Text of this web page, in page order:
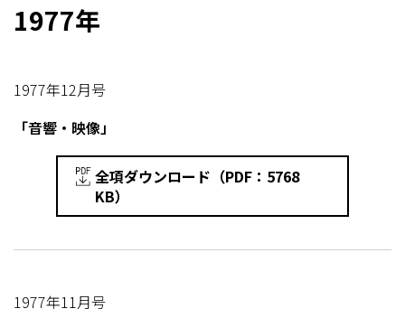
1977年
1977年12月号
「音響・映像」
全項ダウンロード（PDF：5768
KB）
1977年11月号